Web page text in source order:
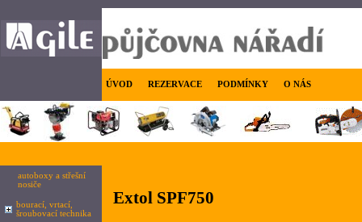
ÚVOD REZERVACE PODMÍNKY O NÁS
autoboxy a střešní
nosiče
bourací, vrtací,
šroubovací technika
Extol SPF750